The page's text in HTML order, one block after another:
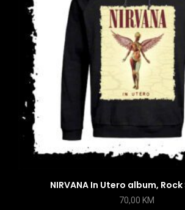
NIRVANA In Utero album, Rock
70,00 KM